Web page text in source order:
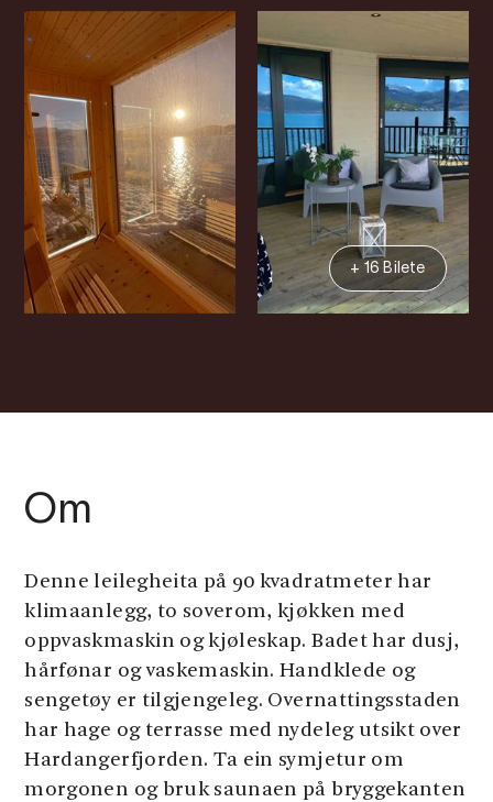
+ 16 Bilete
Om
Denne leilegheita på 90 kvadratmeter har
klimaanlegg, to soverom, kjøkken med
oppvaskmaskin og kjøleskap. Badet har dusj,
hårfønar og vaskemaskin. Handklede og
sengetøy er tilgjengeleg. Overnattingsstaden
har hage og terrasse med nydeleg utsikt over
Hardangerfjorden. Ta ein symjetur om
morgonen og bruk saunaen på bryggekanten